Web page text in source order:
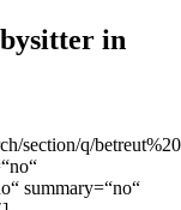
in
section/q/
summary=“no“